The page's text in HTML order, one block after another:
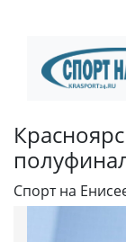
Спорт на